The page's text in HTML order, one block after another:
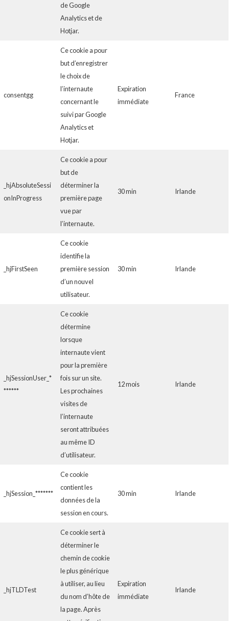
de Google
Analytics et de
Hotjar.
consentgg
Ce cookie a pour
but d’enregistrer
le choix de
l’internaute
concernant le
suivi par Google
Analytics et
Hotjar.
Expiration
immédiate
France
_hjAbsoluteSessi
onInProgress
Ce cookie a pour
but de
déterminer la
première page
vue par
l’internaute.
30 min Irlande
_hjFirstSeen
Ce cookie
identifie la
première session
d’un nouvel
utilisateur.
30 min Irlande
_hjSessionUser_*
******
Ce cookie
détermine
lorsque
internaute vient
pour la première
fois sur un site.
Les prochaines
visites de
l’internaute
seront attribuées
au même ID
d’utilisateur.
12 mois Irlande
_hjSession_*******
Ce cookie
contient les
données de la
session en cours.
30 min Irlande
_hjTLDTest
Ce cookie sert à
déterminer le
chemin de cookie
le plus générique
à utiliser, au lieu
du nom d’hôte de
la page. Après
Expiration
immédiate
Irlande